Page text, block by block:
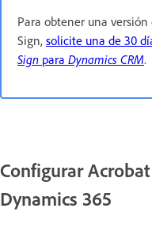
Para obtener una
Sign, solicite una de 30
Sign para Dynamics CRM.
Configurar
Dynamics 365